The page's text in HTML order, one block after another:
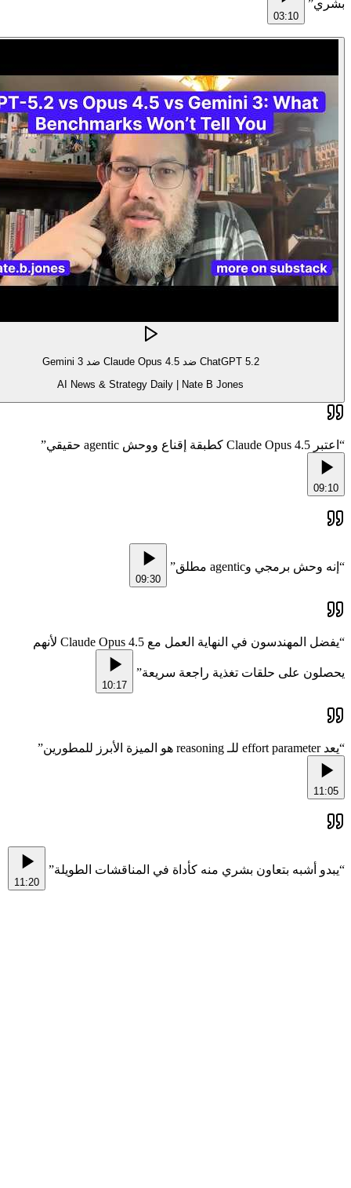
بشري”
03:10
ChatGPT 5.2 ضد Claude Opus 4.5 ضد Gemini 3
AI News & Strategy Daily | Nate B Jones
“ اعتبر Claude Opus 4.5 كطبقة إقناع ووحش agentic حقيقي ”
09:10
“ إنه وحش برمجي وagentic مطلق ”
09:30
“ يفضل المهندسون في النهاية العمل مع Claude Opus 4.5 لأنهم
يحصلون على حلقات تغذية راجعة سريعة”
10:17
“يعد effort parameter للـ reasoning هو الميزة الأبرز للمطورين ”
11:05
“يبدو أشبه بتعاون بشري منه كأداة في المناقشات الطويلة”
11:20